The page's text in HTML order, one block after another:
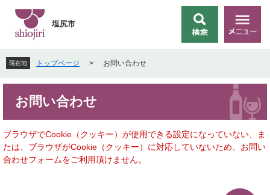
先
頭
で
を
飛
ば
本
文
へ
索
メ
ニ
塩尻市
現在地 トップページ > お問い合わせ
お問い合わせ
ブラウザでCookie（クッキー）が使用できる設定になっていない、ま
たは、ブラウザがCookie（クッキー）に対応していないため、お問い
合わせフォームをご利用頂けません。